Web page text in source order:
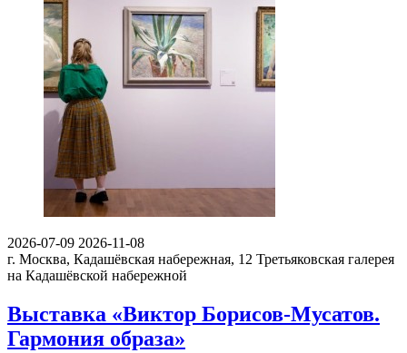
2026-07-09 2026-11-08
г. Москва, Кадашёвская набережная, 12 Третьяковская галерея
на Кадашёвской набережной
Выставка «Виктор Борисов-Мусатов.
Гармония образа»